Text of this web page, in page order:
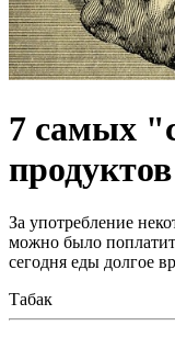
7 самых
За употребление
можно было
сегодня еды долгое
Табак